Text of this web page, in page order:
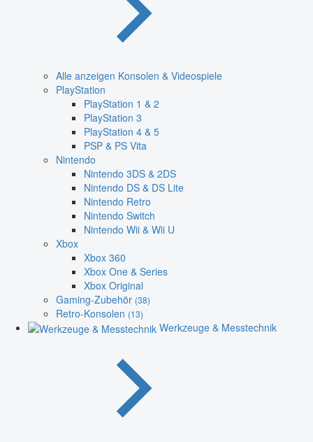
Alle anzeigen Konsolen & Videospiele
PlayStation
PlayStation 1 & 2
PlayStation 3
PlayStation 4 & 5
PSP & PS Vita
Nintendo
Nintendo 3DS & 2DS
Nintendo DS & DS Lite
Nintendo Retro
Nintendo Switch
Nintendo Wii & Wii U
Xbox
Xbox 360
Xbox One & Series
Xbox Original
Gaming-Zubehör (38)
Retro-Konsolen (13)
Werkzeuge & Messtechnik